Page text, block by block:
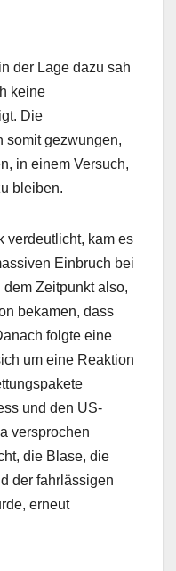
der Lage dazu sah
keine
Die
somit gezwungen,
in einem Versuch,
bleiben.
verdeutlicht, kam es
Einbruch bei
Zeitpunkt also,
bekamen, dass
folgte eine
um eine Reaktion
und den US-
versprochen
die Blase, die
der fahrlässigen
erneut